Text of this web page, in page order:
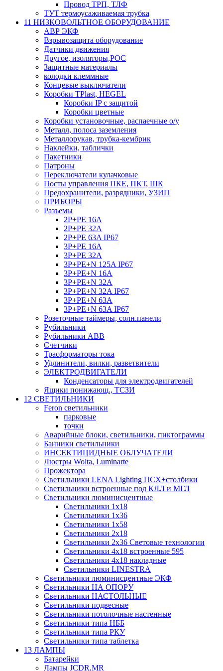
Провод ТРП, ТЛФ
ТУТ термоусаживаемая трубка
11 НИЗКОВОЛЬТНОЕ ОБОРУДОВАНИЕ
АВР ЭКФ
Взрывозащита оборудование
Датчики движения
Другое, изоляторы,РОС
Защитные материалы
колодки клеммные
Концевые выключатели
Коробки TPlast, HEGEL
Коробки IP с защитой
Коробки цветные
Коробки установочные, распаечные о/у
Металл, полоса заземления
Металлорукав, трубка-кембрик
Наклейки, таблички
Пакетники
Патроны
Переключатели кулачковые
Посты управления ПКЕ, ПКТ, ШК
Предохранители, разрядники, УЗИП
ПРИБОРЫ
Разъемы
2P+PE 16A
2P+PE 32A
2P+PE 63A IP67
3P+PE 16A
3P+PE 32A
3P+PE+N 125A IP67
3P+PE+N 16A
3P+PE+N 32A
3P+PE+N 32A IP67
3P+PE+N 63A
3P+PE+N 63A IP67
Розеточные таймеры, солн.панели
Рубильники
Рубильники ABB
Счетчики
Трасформаторы тока
Удлинители, вилки, разветвители
ЭЛЕКТРОДВИГАТЕЛИ
Конденсаторы для электродвигателей
Ящики понижающ., ТСЗИ
12 СВЕТИЛЬНИКИ
Feron светильники
парковые
точки
Аварийные блоки, светильники, пиктограммы
Банники светильники
ИНСЕКТИЦИДНЫЕ ОБЛУЧАТЕЛИ
Люстры Wolta, Luminarte
Прожектора
Светильники LENA Lighting ПСХ+столбики
Светильники встроенные под КЛЛ и МГЛ
Светильники люминисцентные
Светильники 1х18
Светильники 1х36
Светильники 1х58
Светильники 2х18
Светильники 2х36 Световые технологии
Светильники 4х18 встроенные 595
Светильники 4х18 накладные
Светильники LINESTRA
Светильники люминисцентные ЭКФ
Светильники НА ОПОРУ
Светильники НАСТОЛЬНЫЕ
Светильники подвесные
Светильники потолочные настенные
Светильники типа НББ
Светильники типа РКУ
Светильники типа таблетка
13 ЛАМПЫ
Батарейки
Лампы JCDR,MR